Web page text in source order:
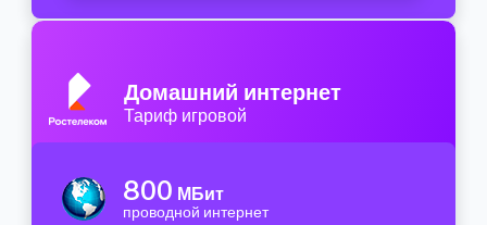
Домашний интернет
Тариф игровой
800 МБит
проводной интернет